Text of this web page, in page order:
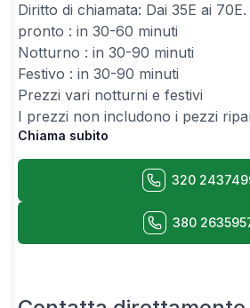
Diritto di chiamata: Dai 35E ai 70E.
pronto : in 30-60 minuti
Notturno : in 30-90 minuti
Festivo : in 30-90 minuti
Prezzi vari notturni e festivi
I prezzi non includono i pezzi
Chiama subito
320
380